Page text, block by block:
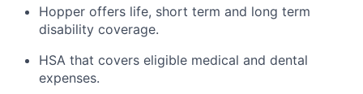
Hopper offers life, short term and long term
disability coverage.
HSA that covers eligible medical and dental
expenses.